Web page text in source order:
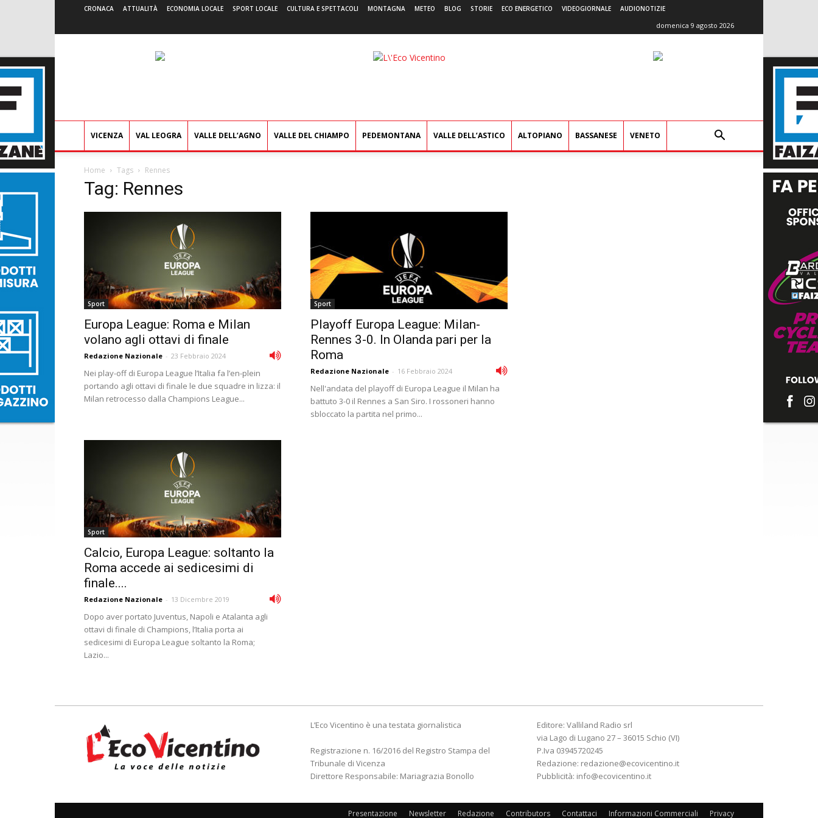
CRONACA ATTUALITÀ ECONOMIA LOCALE SPORT LOCALE CULTURA E SPETTACOLI MONTAGNA METEO BLOG STORIE ECO ENERGETICO VIDEOGIORNALE AUDIONOTIZIE
domenica 9 agosto 2026
L'Eco
VICENZA VAL LEOGRA VALLE DELL’AGNO VALLE DEL CHIAMPO PEDEMONTANA VALLE DELL’ASTICO ALTOPIANO BASSANESE VENETO
Home Tags Rennes
Tag: Rennes
Sport
Europa League: Roma e Milan
volano agli ottavi di finale
Redazione Nazionale - 23 Febbraio 2024
Nei play-off di Europa League l’Italia fa l’en-plein
portando agli ottavi di finale le due squadre in lizza: il
Milan retrocesso dalla Champions League...
Sport
Playoff Europa League: Milan-
Rennes 3-0. In Olanda pari per la
Roma
Redazione Nazionale - 16 Febbraio 2024
Nell'andata del playoff di Europa League il Milan ha
battuto 3-0 il Rennes a San Siro. I rossoneri hanno
sbloccato la partita nel primo...
Sport
Calcio, Europa League: soltanto la
Roma accede ai sedicesimi di
finale....
Redazione Nazionale - 13 Dicembre 2019
Dopo aver portato Juventus, Napoli e Atalanta agli
ottavi di finale di Champions, l’Italia porta ai
sedicesimi di Europa League soltanto la Roma;
Lazio...
L’Eco Vicentino è una testata giornalistica
Registrazione n. 16/2016 del Registro Stampa del
Tribunale di Vicenza
Direttore Responsabile: Mariagrazia Bonollo
Editore: Valliland Radio srl
via Lago di Lugano 27 – 36015 Schio (VI)
P.Iva 03945720245
Redazione: redazione@ecovicentino.it
Pubblicità: info@ecovicentino.it
Presentazione Newsletter Redazione Contributors Contattaci Informazioni Commerciali Privacy